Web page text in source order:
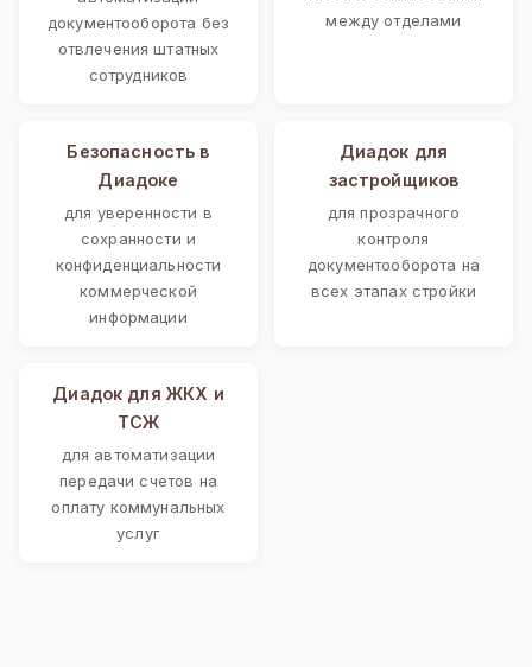
документооборота без
отвлечения штатных
сотрудников
между отделами
Безопасность в
Диадоке
для уверенности в
сохранности и
конфиденциальности
коммерческой
информации
Диадок для
застройщиков
для прозрачного
контроля
документооборота на
всех этапах стройки
Диадок для ЖКХ и
ТСЖ
для автоматизации
передачи счетов на
оплату коммунальных
услуг